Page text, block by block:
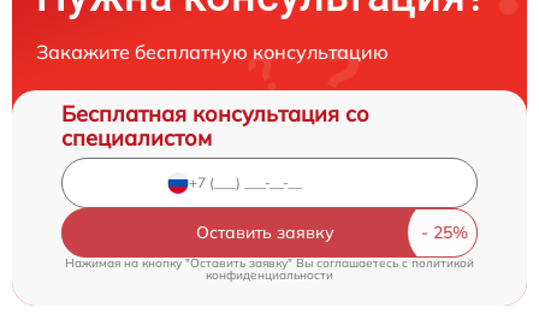
Закажите бесплатную консультацию
Бесплатная консультация со
специалистом
Оставить заявку
Нажимая на кнопку "Оставить заявку" Вы соглашаетесь cполитикой
конфиденциальности